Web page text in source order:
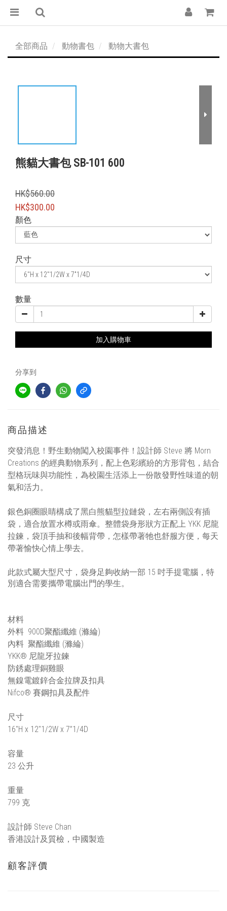
全部商品 動物書包 動物大書包
熊貓大書包 SB-101 600
HK$560.00
HK$300.00
顏色
尺寸
數量
加入購物車
分享到
商品描述
突發消息！野生動物闖入校園事件！設計師 Steve 將 Morn
Creations 的經典動物系列，配上色彩繽紛的方形背包，結合
型格玩味與功能性，為校園生活添上一份散發野性味道的朝
氣和活力。
銀色銅圈眼睛構成了黑白熊貓型拉鏈袋，左右兩側設有插
袋，適合放置水樽或雨傘。整體袋身形狀方正配上 YKK 尼龍
拉鍊，袋頂手抽和後幅背帶，怎樣帶著牠也舒服方便， 每天
帶著愉快心情上學去。
此款式屬大型尺寸，袋身足夠收納一部 15 吋手提電腦，特
別適合需要攜帶電腦出門的學生。
材料
外料 900D聚酯纖維 (滌綸)
內料 聚酯纖維 (滌綸)
YKK® 尼龍牙拉鍊
防銹處理銅雞眼
無鎳電鍍鋅合金拉牌及扣具
Nifco® 賽鋼扣具及配件
尺寸
16"H x 12"1/2W x 7”1/4D
容量
23 公升
重量
799 克
設計師 Steve Chan
香港設計及質檢，中國製造
顧客評價